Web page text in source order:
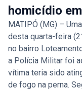
homicídio
MATIPÓ (MG) –
desta quarta-feira
no bairro
a Polícia Militar foi
vítima teria sido
de fogo na perna.